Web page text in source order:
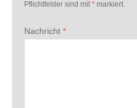
Pflichtfelder sind mit * markiert.
Nachricht *